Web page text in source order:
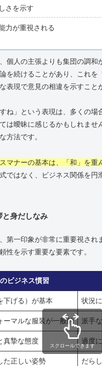
さを示す
力が重視される
個人の主張よりも集団の調
を続けることがあり、これを
表現で意見の相違を示すこと
ね」という表現は、多くの場
は曖昧に感じるかもしれま
方法です。
マナーの基本は、「和」を重
ではなく、ビジネス関係を円
と身だしなみ
第一印象が非常に重要視さ
性を示す重要な要素です。
ビジネス慣習
下げる）が基本 状況
ーマルな服装が一般的 派手
真摯な態度 過度
た正しい姿勢 だら
スクロールできます